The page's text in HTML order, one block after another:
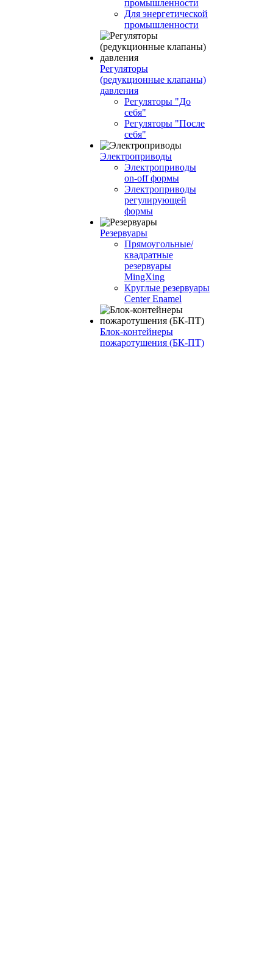
промышленности
Для энергетической
промышленности
Регуляторы
(редукционные клапаны)
давления
Регуляторы "До
себя"
Регуляторы "После
себя"
Электроприводы
Электроприводы
on-off формы
Электроприводы
регулирующей
формы
Резервуары
Прямоугольные/
квадратные
резервуары
MingXing
Круглые резервуары
Center Enamel
Блок-контейнеры
пожаротушения (БК-ПТ)